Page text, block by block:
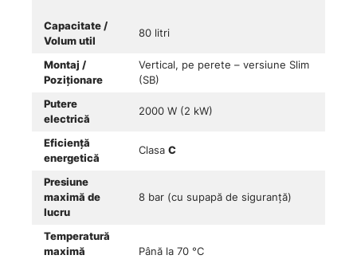
Capacitate /
Volum util
80 litri
Montaj /
Poziționare
Vertical, pe perete – versiune Slim
(SB)
Putere
electrică
2000 W (2 kW)
Eficiență
energetică
Clasa C
Presiune
maximă de
lucru
8 bar (cu supapă de siguranță)
Temperatură
maximă
Până la 70 °C